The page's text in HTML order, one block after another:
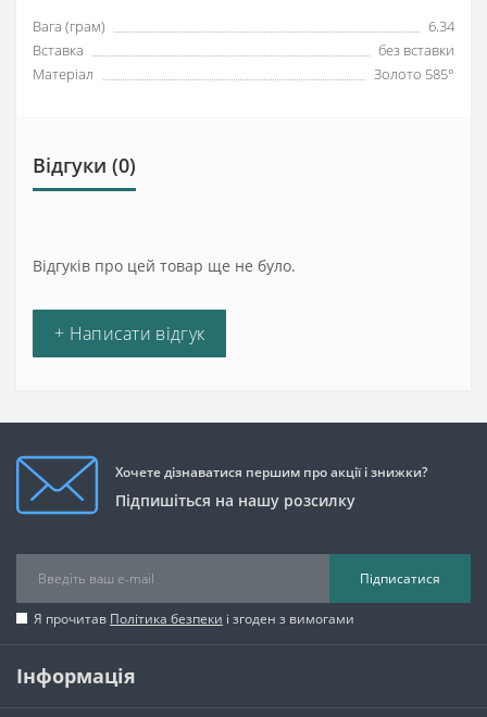
Вага (грам)
6.34
Вставка
без вставки
Матеріал
Золото 585°
Відгуки (0)
Відгуків про цей товар ще не було.
+ Написати відгук
Хочете дізнаватися першим про акції і знижки?
Підпишіться на нашу розсилку
Підписатися
Я прочитав Політика безпеки і згоден з вимогами
Інформація